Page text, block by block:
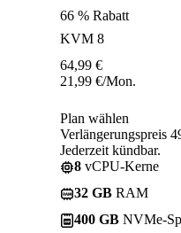
66 % Rabatt
KVM 8
64,99 €
21,99 €/Mon.
Plan wählen
Verlängerungspreis
Jederzeit kündbar.
8 vCPU-Kerne
32 GB RAM
400 GB NVMe-